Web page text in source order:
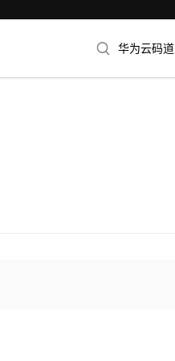
华为云码道